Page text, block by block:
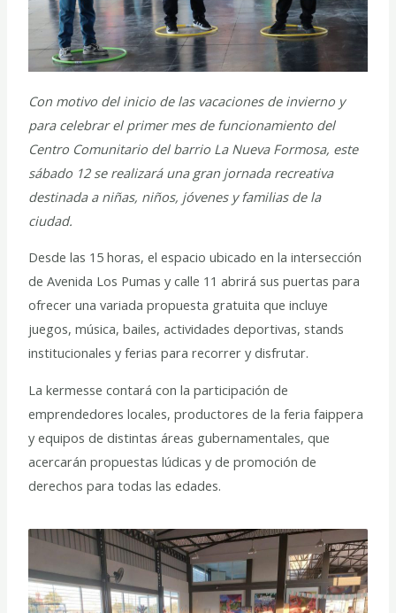
Con motivo del inicio de las vacaciones de invierno y
para celebrar el primer mes de funcionamiento del
Centro Comunitario del barrio La Nueva Formosa, este
sábado 12 se realizará una gran jornada recreativa
destinada a niñas, niños, jóvenes y familias de la
ciudad.
Desde las 15 horas, el espacio ubicado en la intersección
de Avenida Los Pumas y calle 11 abrirá sus puertas para
ofrecer una variada propuesta gratuita que incluye
juegos, música, bailes, actividades deportivas, stands
institucionales y ferias para recorrer y disfrutar.
La kermesse contará con la participación de
emprendedores locales, productores de la feria faippera
y equipos de distintas áreas gubernamentales, que
acercarán propuestas lúdicas y de promoción de
derechos para todas las edades.